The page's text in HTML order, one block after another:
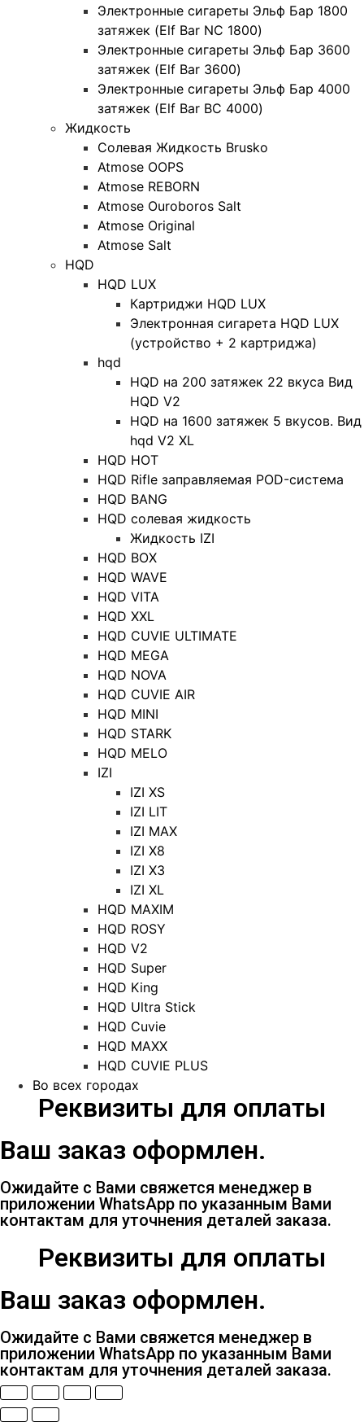
Электронные сигареты Эльф Бар 1800
затяжек (Elf Bar NC 1800)
Электронные сигареты Эльф Бар 3600
затяжек (Elf Bar 3600)
Электронные сигареты Эльф Бар 4000
затяжек (Elf Bar BC 4000)
Жидкость
Солевая Жидкость Brusko
Atmose OOPS
Atmose REBORN
Atmose Ouroboros Salt
Atmose Original
Atmose Salt
HQD
HQD LUX
Картриджи HQD LUX
Электронная сигарета HQD LUX
(устройство + 2 картриджа)
hqd
HQD на 200 затяжек 22 вкуса Вид
HQD V2
HQD на 1600 затяжек 5 вкусов. Вид
hqd V2 XL
HQD HOT
HQD Rifle заправляемая POD-система
HQD BANG
HQD солевая жидкость
Жидкость IZI
HQD BOX
HQD WAVE
HQD VITA
HQD XXL
HQD CUVIE ULTIMATE
HQD MEGA
HQD NOVA
HQD CUVIE AIR
HQD MINI
HQD STARK
HQD MELO
IZI
IZI XS
IZI LIT
IZI MAX
IZI X8
IZI X3
IZI XL
HQD MAXIM
HQD ROSY
HQD V2
HQD Super
HQD King
HQD Ultra Stick
HQD Cuvie
HQD MAXX
HQD CUVIE PLUS
Во всех городах
Реквизиты для оплаты
Ваш заказ оформлен.
Ожидайте с Вами свяжется менеджер в
приложении WhatsApp по указанным Вами
контактам для уточнения деталей заказа.
Реквизиты для оплаты
Ваш заказ оформлен.
Ожидайте с Вами свяжется менеджер в
приложении WhatsApp по указанным Вами
контактам для уточнения деталей заказа.